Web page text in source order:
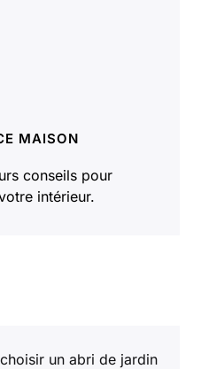
MAISON
conseils pour
intérieur.
un abri de jardin